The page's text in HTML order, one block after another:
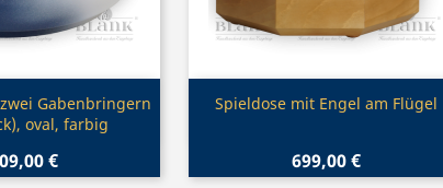
Gabenbringern
oval, farbig
€
Vorschau
Spieldose mit Engel am Flügel
699,00 €